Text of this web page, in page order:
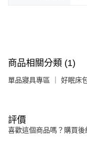
商品相關分類 (1)
單品寢具專區 ｜ 好眠床
評價
喜歡這個商品嗎？購買